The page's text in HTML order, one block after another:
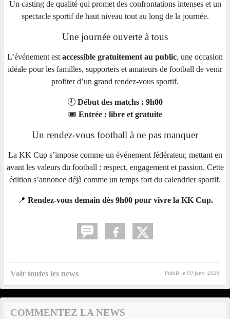
Un casting de qualité qui promet des confrontations intenses et un
spectacle sportif de haut niveau tout au long de la journée.
Une journée ouverte à tous
L’événement est accessible gratuitement au public, une occasion
idéale pour les familles, supporters et amateurs de football de venir
profiter d’un grand rendez-vous sportif.
🕘 Début des matchs : 9h00
🎟️ Entrée : libre et gratuite
Un rendez-vous football à ne pas manquer
La KK Cup s’impose comme un événement fédérateur, mettant en
avant les valeurs du football : respect, engagement et passion. Cette
édition s’annonce déjà comme un temps fort du calendrier sportif.
📍 Rendez-vous demain dès 9h00 pour vivre la KK Cup.
Voir toutes les news Publié le 09 janv. 2026
COMMENTEZ LA NEWS